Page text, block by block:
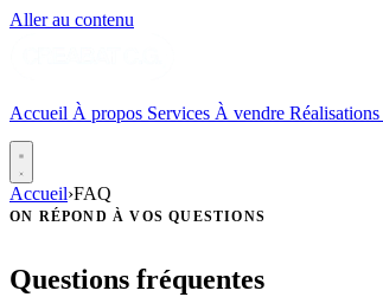
Aller au contenu
Accueil À propos Services À vendre Réalisations
Accueil›FAQ
ON RÉPOND À VOS QUESTIONS
Questions fréquentes